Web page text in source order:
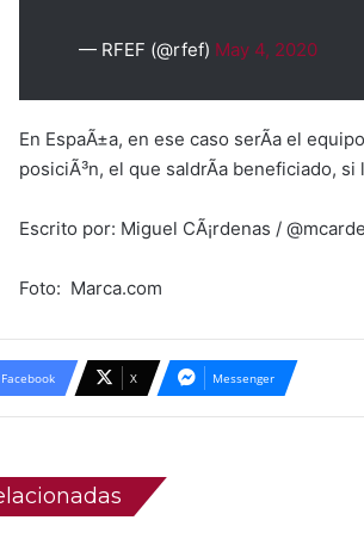
— RFEF (@rfef) May 4, 2020
En EspaÃ±a, en ese caso serÃ­a el
posiciÃ³n, el que saldrÃ­a beneficiado,
Escrito por: Miguel CÃ¡rdenas /
Foto: Marca.com
Facebook X Messenger